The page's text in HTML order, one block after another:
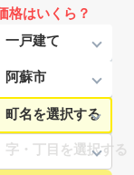
格はいくら？